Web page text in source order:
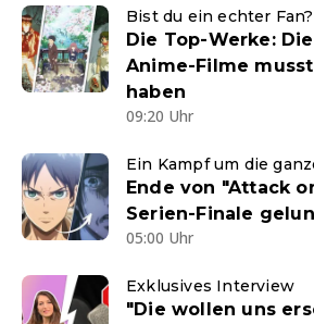
Bist du ein echter Fan?
Die Top-Werke:
Anime-Filme
haben
09:20 Uhr
Ein Kampf um die
Ende von "Attack
Serien-Finale
05:00 Uhr
Exklusives Interview
"Die wollen uns